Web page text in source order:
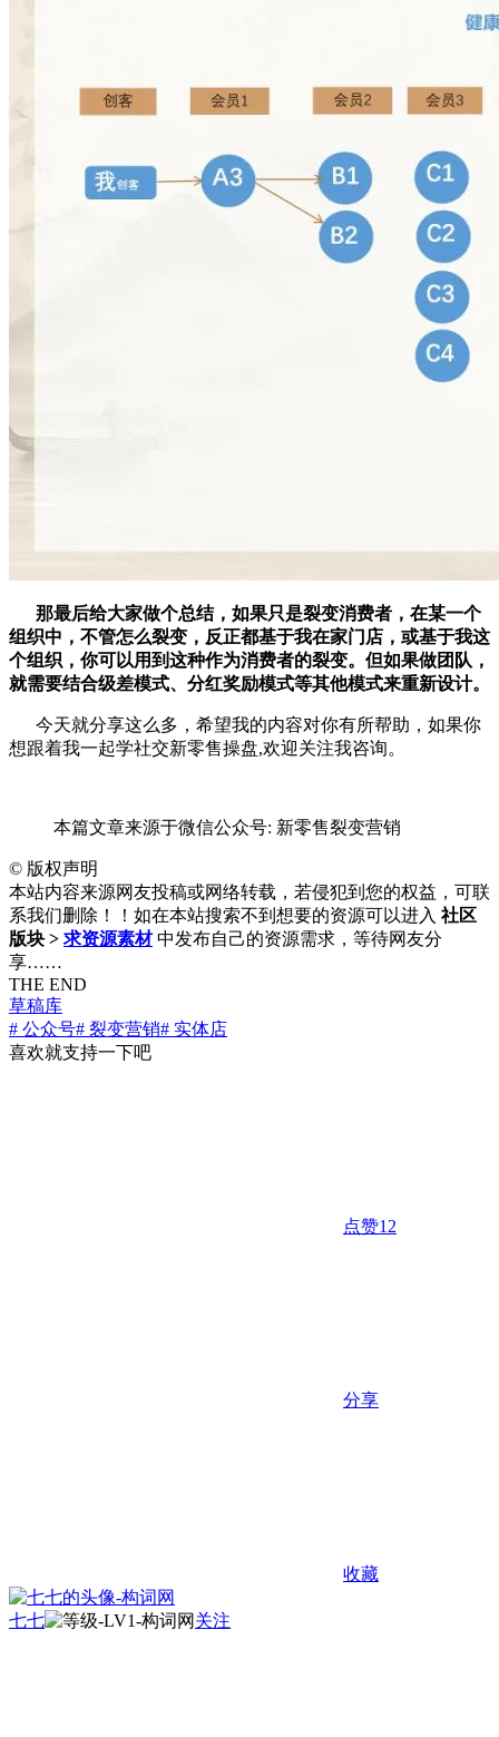
那最后给大家做个总结， 如果只是裂变消费者 ， 在某一个
组织中 ， 不管怎么裂变 ， 反正都基于我在家门店 ， 或基于我这
个组织 ， 你可以用到这种作为消费者的裂变。 但如果做团队 ，
就需要结合级差模式、分红奖励模式等其他模式来重新设计。
今天就分享这么多，希望我的内容对你有所帮助，如果你
想跟着我一起学社交新零售操盘,欢迎关注我咨询。
本篇文章来源于微信公众号: 新零售裂变营销
© 版权声明
本站内容来源网友投稿或网络转载，若侵犯到您的权益，可联
系我们删除！！如在本站搜索不到想要的资源可以进入 社区
版块 > 求资源素材 中发布自己的资源需求，等待网友分
享……
THE END
草稿库
# 公众号# 裂变营销# 实体店
喜欢就支持一下吧
点赞12
分享
收藏
七七 关注